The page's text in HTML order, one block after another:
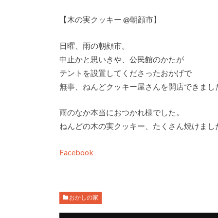
【木の実クッキー @朝顔市】
日曜、雨の朝顔市。
中止かと思いきや、公民館のかたが
テントを設置してくださったおかげで
無事、ねんどクッキー屋さんを開店できまし
雨のなか本当におつかれ様でした。
ねんどの木の実クッキー、たくさん焼けまし
Facebook
おかしの家